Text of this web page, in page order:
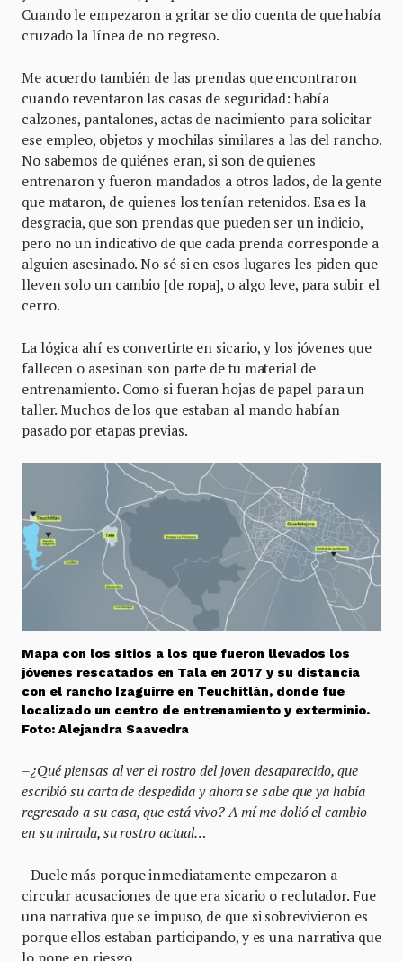
Cuando le empezaron a gritar se dio cuenta de que había
cruzado la línea de no regreso.
Me acuerdo también de las prendas que encontraron
cuando reventaron las casas de seguridad: había
calzones, pantalones, actas de nacimiento para solicitar
ese empleo, objetos y mochilas similares a las del rancho.
No sabemos de quiénes eran, si son de quienes
entrenaron y fueron mandados a otros lados, de la gente
que mataron, de quienes los tenían retenidos. Esa es la
desgracia, que son prendas que pueden ser un indicio,
pero no un indicativo de que cada prenda corresponde a
alguien asesinado. No sé si en esos lugares les piden que
lleven solo un cambio [de ropa], o algo leve, para subir el
cerro.
La lógica ahí es convertirte en sicario, y los jóvenes que
fallecen o asesinan son parte de tu material de
entrenamiento. Como si fueran hojas de papel para un
taller. Muchos de los que estaban al mando habían
pasado por etapas previas.
Mapa con los sitios a los que fueron llevados los
jóvenes rescatados en Tala en 2017 y su distancia
con el rancho Izaguirre en Teuchitlán, donde fue
localizado un centro de entrenamiento y exterminio.
Foto: Alejandra Saavedra
–¿Qué piensas al ver el rostro del joven desaparecido, que
escribió su carta de despedida y ahora se sabe que ya había
regresado a su casa, que está vivo? A mí me dolió el cambio
en su mirada, su rostro actual…
–Duele más porque inmediatamente empezaron a
circular acusaciones de que era sicario o reclutador. Fue
una narrativa que se impuso, de que si sobrevivieron es
porque ellos estaban participando, y es una narrativa que
lo pone en riesgo.